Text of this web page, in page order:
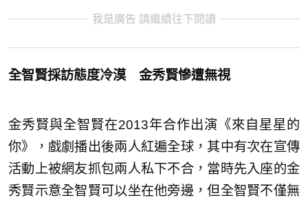
我是廣告 請繼續往下閱讀
全智賢採訪態度冷漠 金秀賢慘遭無視
金秀賢與全智賢在2013年合作出演《來自星星的
你》，戲劇播出後兩人紅遍全球，其中有次在宣傳
活動上被網友抓包兩人私下不合，當時先入座的金
秀賢示意全智賢可以坐在他旁邊，但全智賢不僅無